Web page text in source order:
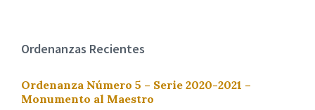
Ordenanzas Recientes
Ordenanza Número 5 – Serie 2020-2021 –
Monumento al Maestro